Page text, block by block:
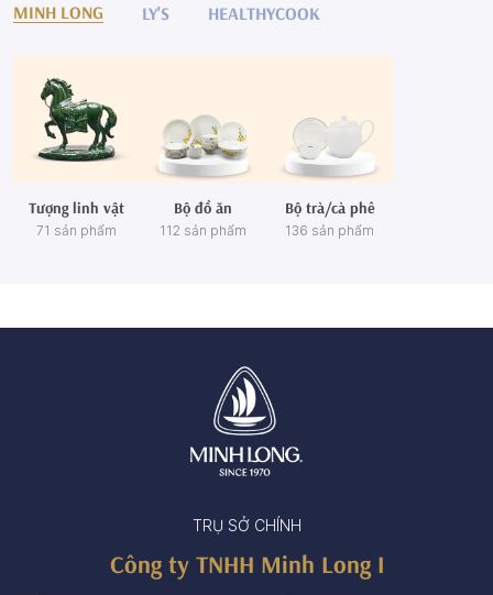
MINH LONG LY'S HEALTHYCOOK
Tượng linh vật
71 sản phẩm
Bộ đồ ăn
112 sản phẩm
Bộ trà/cà phê
136 sản phẩm
TRỤ SỞ CHÍNH
Công ty TNHH Minh Long I